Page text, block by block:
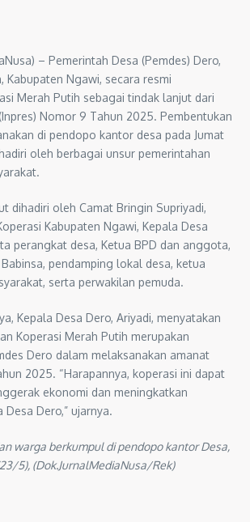
– Pemerintah Desa (Pemdes) Dero,
Kabupaten Ngawi, secara resmi
Merah Putih sebagai tindak lanjut dari
Nomor 9 Tahun 2025. Pembentukan
di pendopo kantor desa pada Jumat
oleh berbagai unsur pemerintahan
dihadiri oleh Camat Bringin Supriyadi,
Kabupaten Ngawi, Kepala Desa
perangkat desa, Ketua BPD dan anggota,
pendamping lokal desa, ketua
serta perwakilan pemuda.
Kepala Desa Dero, Ariyadi, menyatakan
Koperasi Merah Putih merupakan
Dero dalam melaksanakan amanat
2025. “Harapannya, koperasi ini dapat
ekonomi dan meningkatkan
Dero,” ujarnya.
warga berkumpul di pendopo kantor Desa,
5), (Dok.JurnalMediaNusa/Rek)